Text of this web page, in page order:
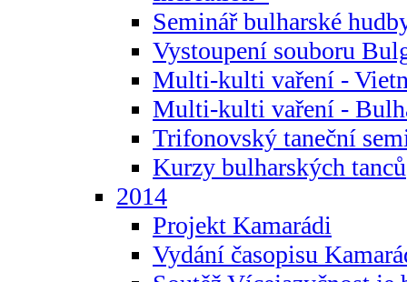
Seminář bulharské
Vystoupení souboru
Multi-kulti vaření -
Multi-kulti vaření -
Trifonovský taneční
Kurzy bulharských tanců
2014
Projekt Kamarádi
Vydání časopisu